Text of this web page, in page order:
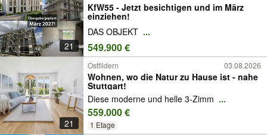
21
KfW55 - Jetzt besichtigen und im März
einziehen!
DAS OBJEKT ...
549.900 €
21
Ostfildern 03.08.2026
Wohnen, wo die Natur zu Hause ist - nahe
Stuttgart!
Diese moderne und helle 3-Zimm ...
559.000 €
1 Etage